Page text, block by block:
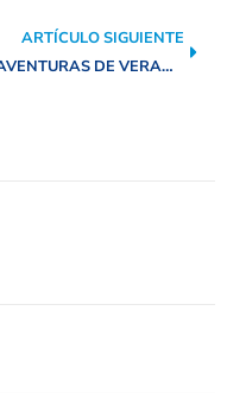
ARTÍCULO SIGUIENTE
LAS AVENTURAS DE VERANO ABUNDAN EN CONFLUENCE PARK DE SOUTHSIDE